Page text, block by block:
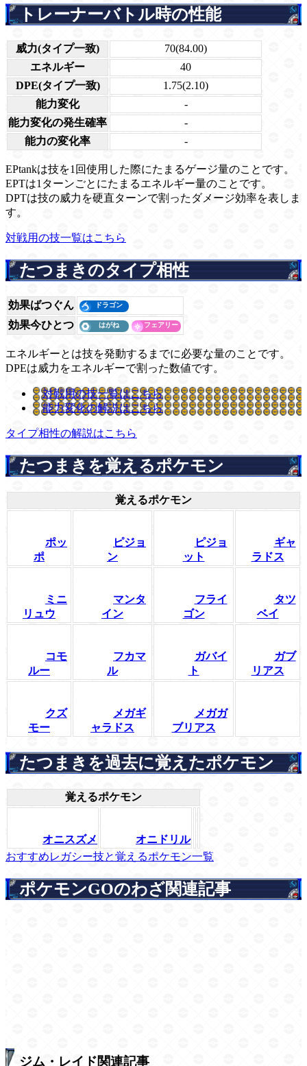
トレーナーバトル時の性能
威力(タイプ一致)
70(84.00)
エネルギー
40
DPE(タイプ一致)
1.75(2.10)
能力変化
-
能力変化の発生確率
-
能力の変化率
-
EPtankは技を1回使用した際にたまるゲージ量のことです。
EPTは1ターンごとにたまるエネルギー量のことです。
DPTは技の威力を硬直ターンで割ったダメージ効率を表しま
す。
対戦用の技一覧はこちら
たつまきのタイプ相性
効果ばつぐん
効果今ひとつ
エネルギーとは技を発動するまでに必要な量のことです。
DPEは威力をエネルギーで割った数値です。
対戦用の技一覧はこちら
能力変化の解説はこちら
タイプ相性の解説はこちら
たつまきを覚えるポケモン
覚えるポケモン
ポッ
ポ
ピジョ
ン
ピジョ
ット
ギャ
ラドス
ミニ
リュウ
マンタ
イン
フライ
ゴン
タツ
ベイ
コモ
ルー
フカマ
ル
ガバイ
ト
ガブ
リアス
クズ
モー
メガギ
ャラドス
メガガ
ブリアス
たつまきを過去に覚えたポケモン
覚えるポケモン
オニスズメ
オニドリル
おすすめレガシー技と覚えるポケモン一覧
ポケモンGOのわざ関連記事
ジム・レイド関連記事